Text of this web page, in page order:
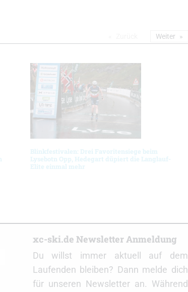
Blinkfestivalen: Drei Favoritensiege beim
Lysebotn Opp, Hedegart düpiert die Langlauf-
Elite einmal mehr
Weiter
xc-ski.de Newsletter Anmeldung
Du willst immer aktuell auf dem
Laufenden bleiben? Dann melde dich
für unseren Newsletter an. Während